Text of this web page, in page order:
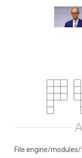
File engine/